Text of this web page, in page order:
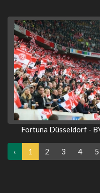
Fortuna Düsseldorf -
‹ 1 2 3 4 5